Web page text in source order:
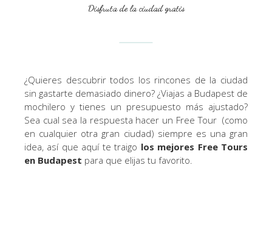
Disfruta de la ciudad gratis
¿Quieres descubrir todos los rincones de la ciudad
sin gastarte demasiado dinero? ¿Viajas a Budapest de
mochilero y tienes un presupuesto más ajustado?
Sea cual sea la respuesta hacer un Free Tour (como
en cualquier otra gran ciudad) siempre es una gran
idea, así que aquí te traigo los mejores Free Tours
en Budapest para que elijas tu favorito.